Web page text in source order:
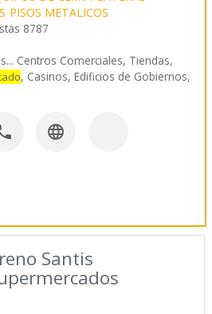
PISOS METALICOS
8787
Centros Comerciales, Tiendas,
, Casinos, Edificios de Gobiernos,

Santis